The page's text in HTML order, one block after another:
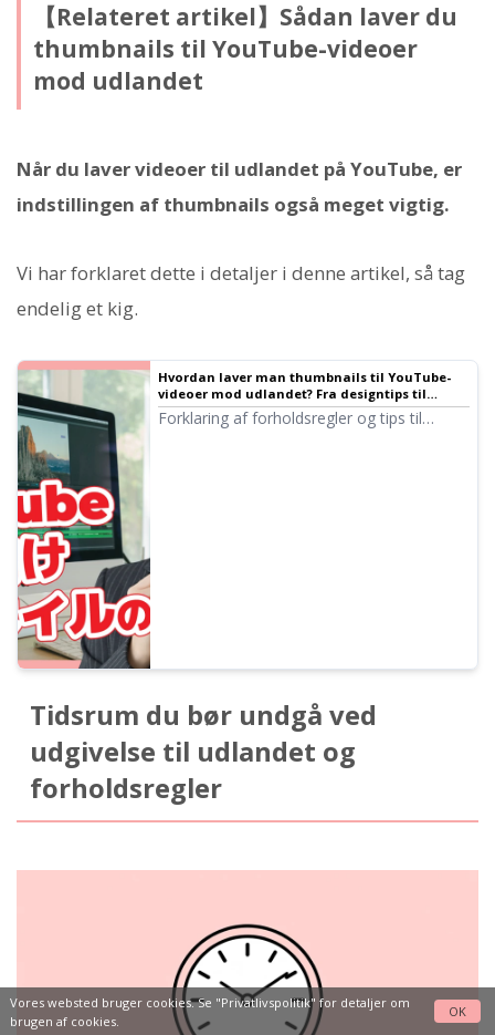
【Relateret artikel】Sådan laver du
thumbnails til YouTube-videoer
mod udlandet
Når du laver videoer til udlandet på YouTube, er
indstillingen af thumbnails også meget vigtig.
Vi har forklaret dette i detaljer i denne artikel, så tag
endelig et kig.
Hvordan laver man thumbnails til YouTube-
videoer mod udlandet? Fra designtips til
skrifttyper
Forklaring af forholdsregler og tips til
Tidsrum du bør undgå ved
udgivelse til udlandet og
forholdsregler
Vores websted bruger cookies. Se "Privatlivspolitik" for detaljer om
brugen af cookies.
OK